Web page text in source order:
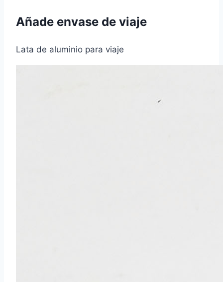
Añade envase de viaje
Lata de aluminio para viaje